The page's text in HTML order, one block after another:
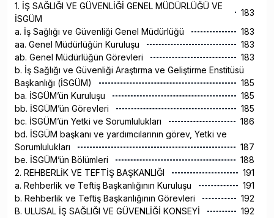
1. İŞ SAĞLIĞI VE GÜVENLİĞİ GENEL MÜDÜRLÜĞÜ VE
İSGÜM
183
a. İş Sağlığı ve Güvenliği Genel Müdürlüğü
183
aa. Genel Müdürlüğün Kuruluşu
183
ab. Genel Müdürlüğün Görevleri
183
b. İş Sağlığı ve Güvenliği Araştırma ve Geliştirme Enstitüsü
Başkanlığı (İSGÜM)
185
ba. İSGÜM’ün Kuruluşu
185
bb. İSGÜM’ün Görevleri
185
bc. İSGÜM’ün Yetki ve Sorumlulukları
186
bd. İSGÜM başkanı ve yardımcılarının görev, Yetki ve
Sorumlulukları
187
be. İSGÜM’ün Bölümleri
188
2. REHBERLİK VE TEFTİŞ BAŞKANLIĞI
191
a. Rehberlik ve Teftiş Başkanlığının Kuruluşu
191
b. Rehberlik ve Teftiş Başkanlığının Görevleri
192
B. ULUSAL İŞ SAĞLIĞI VE GÜVENLİĞİ KONSEYİ
192